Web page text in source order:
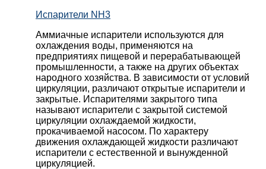
Испарители NH3
Аммиачные испарители используются для
охлаждения воды, применяются на
предприятиях пищевой и перерабатывающей
промышленности, а также на других объектах
народного хозяйства. В зависимости от условий
циркуляции, различают открытые испарители и
закрытые. Испарителями закрытого типа
называют испарители с закрытой системой
циркуляции охлаждаемой жидкости,
прокачиваемой насосом. По характеру
движения охлаждающей жидкости различают
испарители с естественной и вынужденной
циркуляцией.